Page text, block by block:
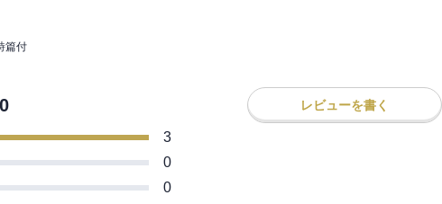
篇付
レビューを書く
3
0
0